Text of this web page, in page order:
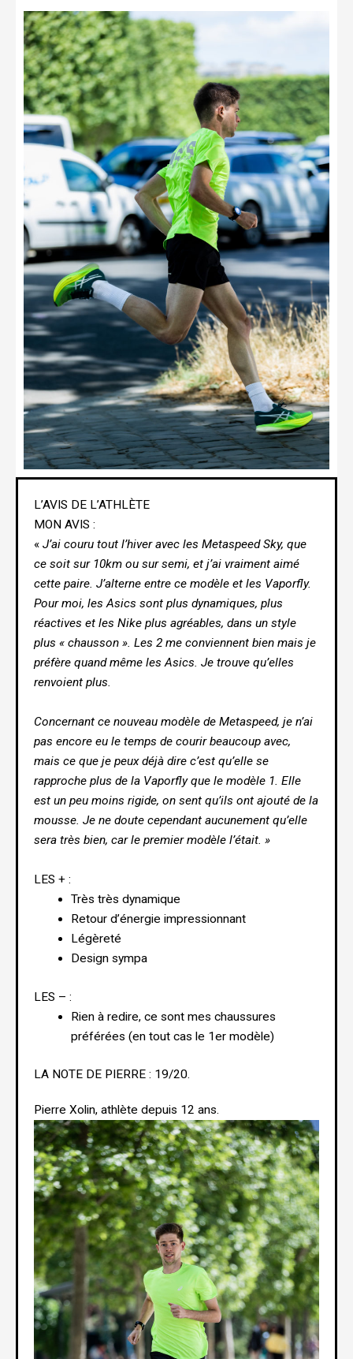
L’AVIS DE L’ATHLÈTE
MON AVIS :
« J’ai couru tout l’hiver avec les Metaspeed Sky, que
ce soit sur 10km ou sur semi, et j’ai vraiment aimé
cette paire. J’alterne entre ce modèle et les Vaporfly.
Pour moi, les Asics sont plus dynamiques, plus
réactives et les Nike plus agréables, dans un style
plus « chausson ». Les 2 me conviennent bien mais je
préfère quand même les Asics. Je trouve qu’elles
renvoient plus.
Concernant ce nouveau modèle de Metaspeed, je n’ai
pas encore eu le temps de courir beaucoup avec,
mais ce que je peux déjà dire c’est qu’elle se
rapproche plus de la Vaporfly que le modèle 1. Elle
est un peu moins rigide, on sent qu’ils ont ajouté de la
mousse. Je ne doute cependant aucunement qu’elle
sera très bien, car le premier modèle l’était. »
LES + :
Très très dynamique
Retour d’énergie impressionnant
Légèreté
Design sympa
LES – :
Rien à redire, ce sont mes chaussures
préférées (en tout cas le 1er modèle)
LA NOTE DE PIERRE : 19/20.
Pierre Xolin, athlète depuis 12 ans.